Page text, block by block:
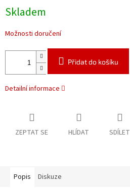
cena:
Skladem
Možnosti doručení
Přidat do košíku
Detailní informace
ZEPTAT SE HLÍDAT SDÍLET
Popis Diskuze